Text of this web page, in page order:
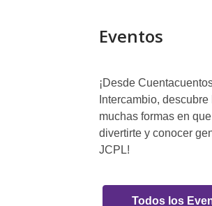
Eventos
¡Desde
Intercambio, descubre
muchas formas en
divertirte y conocer
JCPL!
Enlaces
Todos los